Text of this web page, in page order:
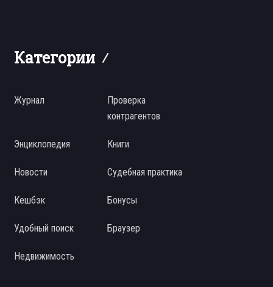
Категории
Журнал
Проверка
контрагентов
Энциклопедия Книги
Новости Судебная практика
Кешбэк Бонусы
Удобный поиск Браузер
Недвижимость